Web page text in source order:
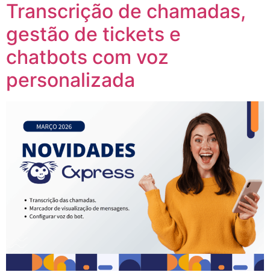
Transcrição de chamadas,
gestão de tickets e
chatbots com voz
personalizada